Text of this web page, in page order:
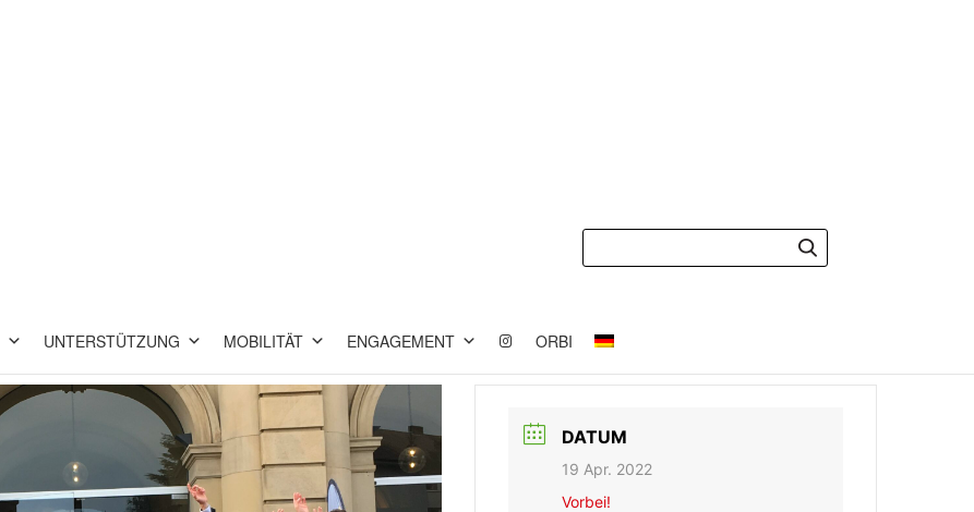
UNTERSTÜTZUNG MOBILITÄT ENGAGEMENT ORBI
DATUM
19 Apr. 2022
Vorbei!